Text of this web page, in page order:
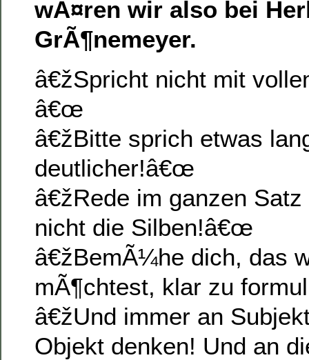
wÃ¤ren wir also bei
GrÃ¶nemeyer.
â€žSpricht nicht mit
â€œ
â€žBitte sprich etwas
deutlicher!â€œ
â€žRede im ganzen
nicht die Silben!â€œ
â€žBemÃ¼he dich, das
mÃ¶chtest, klar zu
â€žUnd immer an
Objekt denken! Und an